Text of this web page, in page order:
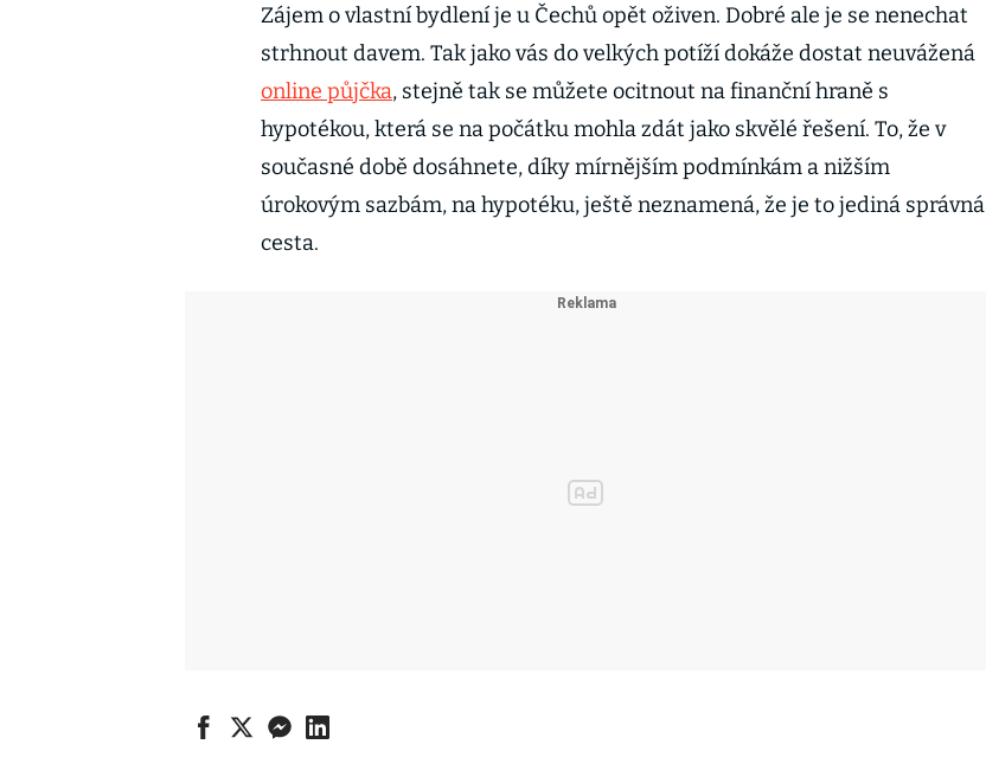
Zájem o vlastní bydlení je u Čechů opět oživen. Dobré ale je se nenechat
strhnout davem. Tak jako vás do velkých potíží dokáže dostat neuvážená
online půjčka, stejně tak se můžete ocitnout na finanční hraně s
hypotékou, která se na počátku mohla zdát jako skvělé řešení. To, že v
současné době dosáhnete, díky mírnějším podmínkám a nižším
úrokovým sazbám, na hypotéku, ještě neznamená, že je to jediná správná
cesta.